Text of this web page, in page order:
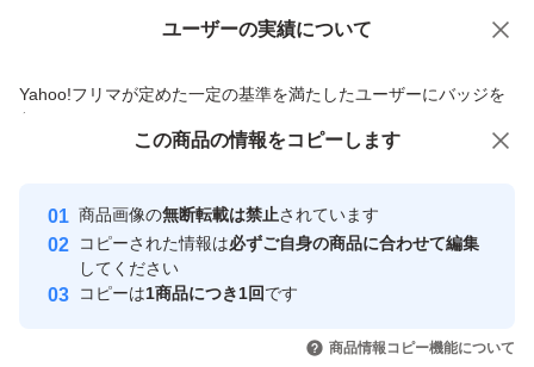
ユーザーの実績について
Yahoo!フリマが定めた一定の基準を満たしたユーザーにバッジを
付与しています
安心取引出品者
心・安全なユーザーです
取引実績
引を完了させた実績があります
価格の相談 商品への質問
この商品の情報をコピーします
商品画像の無断転載は禁止されています
コピーされた情報は必ずご自身の商品に合わせて編集
してください
コピーは1商品につき1回です
商品情報コピー機能について
この商品をみている人にオススメ